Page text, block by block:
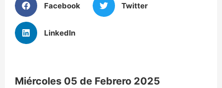
Facebook Twitter
LinkedIn
Miércoles 05 de Febrero 2025